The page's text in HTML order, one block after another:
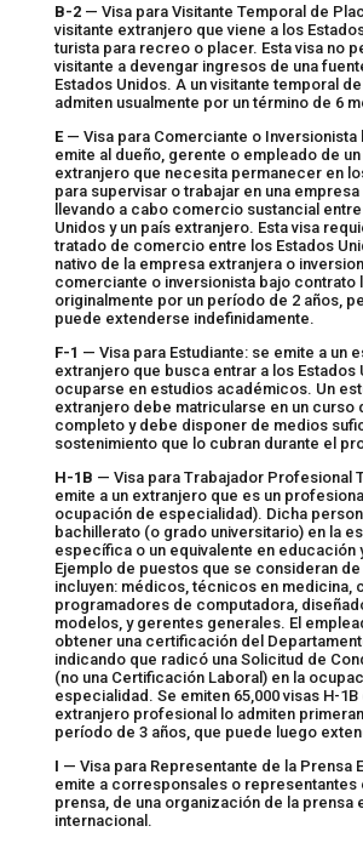
B-2— Visa para Visitante Temporal de
visitante extranjero que viene a los
turista para recreo o placer. Esta visa no
visitante a devengar ingresos de una
Estados Unidos. A un visitante temporal
admiten usualmente por un término de 6
E— Visa para Comerciante o Inversionista
emite al dueño, gerente o empleado de
extranjero que necesita permanecer en
para supervisar o trabajar en una
llevando a cabo comercio sustancial
Unidos y un país extranjero. Esta visa
tratado de comercio entre los Estados
nativo de la empresa extranjera o
comerciante o inversionista bajo contrato
originalmente por un período de 2 años,
puede extenderse indefinidamente.
F-1 — Visa para Estudiante: se emite a un
extranjero que busca entrar a los Estados
ocuparse en estudios académicos. Un
extranjero debe matricularse en un curso
completo y debe disponer de medios
sostenimiento que lo cubran durante el
H-1B — Visa para Trabajador Profesional
emite a un extranjero que es un
ocupación de especialidad). Dicha
bachillerato (o grado universitario) en la
específica o un equivalente en educación
Ejemplo de puestos que se consideran
incluyen: médicos, técnicos en medicina,
programadores de computadora,
modelos, y gerentes generales. El
obtener una certificación del
indicando que radicó una Solicitud de
(no una Certificación Laboral) en la
especialidad. Se emiten 65,000 visas H-1B
extranjero profesional lo admiten
período de 3 años, que puede luego
I — Visa para Representante de la Prensa
emite a corresponsales o representantes
prensa, de una organización de la prensa
internacional.